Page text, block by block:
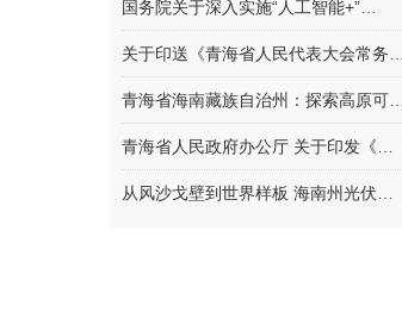
国务院关于深入实施“人工智能+”…
关于印送《青海省人民代表大会常务…
青海省海南藏族自治州：探索高原可…
青海省人民政府办公厅 关于印发《…
从风沙戈壁到世界样板 海南州光伏…